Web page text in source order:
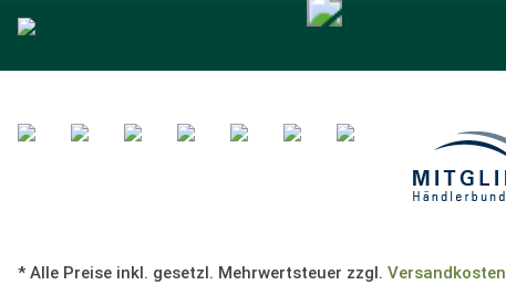
* Alle Preise inkl. gesetzl. Mehrwertsteuer zzgl. Versandkosten